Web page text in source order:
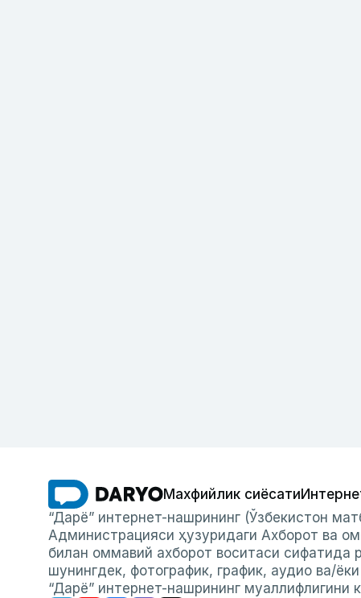
Махфийлик сиёсати
“Дарё” интернет-нашрининг (Ўзбекистон
Администрацияси ҳузуридаги Ахборот ва
билан оммавий ахборот воситаси сифатида
шунингдек, фотографик, график, аудио ва/
“Дарё” интернет-нашрининг муаллифлигини